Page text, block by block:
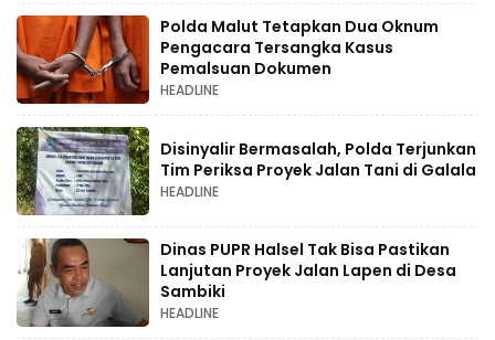
Polda Malut Tetapkan Dua Oknum
Pengacara Tersangka Kasus
Pemalsuan Dokumen
HEADLINE
Disinyalir Bermasalah, Polda Terjunkan
Tim Periksa Proyek Jalan Tani di Galala
HEADLINE
Dinas PUPR Halsel Tak Bisa Pastikan
Lanjutan Proyek Jalan Lapen di Desa
Sambiki
HEADLINE